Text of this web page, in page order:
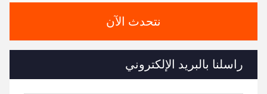
نتحدث الآن
راسلنا بالبريد الإلكتروني